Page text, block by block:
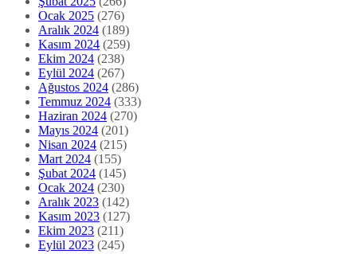
Ocak 2025 (276)
Aralık 2024 (189)
Kasım 2024 (259)
Ekim 2024 (238)
Eylül 2024 (267)
Ağustos 2024 (286)
Temmuz 2024 (333)
Haziran 2024 (270)
Mayıs 2024 (201)
Nisan 2024 (215)
Mart 2024 (155)
Şubat 2024 (145)
Ocak 2024 (230)
Aralık 2023 (142)
Kasım 2023 (127)
Ekim 2023 (211)
Eylül 2023 (245)